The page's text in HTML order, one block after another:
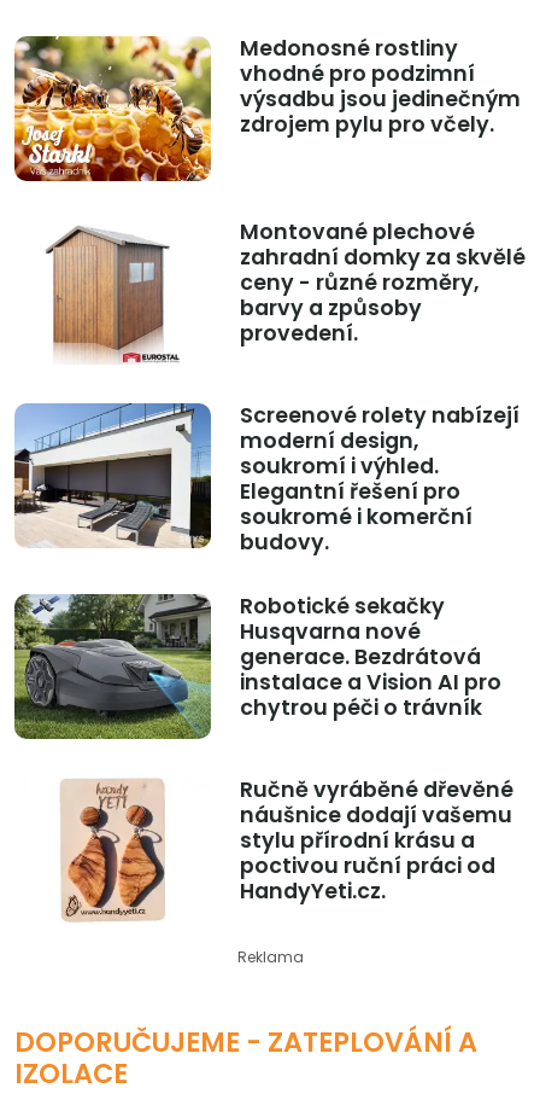
Medonosné rostliny
vhodné pro podzimní
výsadbu jsou jedinečným
zdrojem pylu pro včely.
Montované plechové
zahradní domky za skvělé
ceny - různé rozměry,
barvy a způsoby
provedení.
Screenové rolety nabízejí
moderní design,
soukromí i výhled.
Elegantní řešení pro
soukromé i komerční
budovy.
Robotické sekačky
Husqvarna nové
generace. Bezdrátová
instalace a Vision AI pro
chytrou péči o trávník
Ručně vyráběné dřevěné
náušnice dodají vašemu
stylu přírodní krásu a
poctivou ruční práci od
HandyYeti.cz.
Reklama
DOPORUČUJEME - ZATEPLOVÁNÍ A
IZOLACE